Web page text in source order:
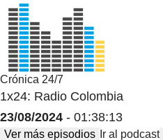
Crónica 24/7
1x24: Radio Colombia
23/08/2024 - 01:38:13
Ver más episodios Ir al podcast